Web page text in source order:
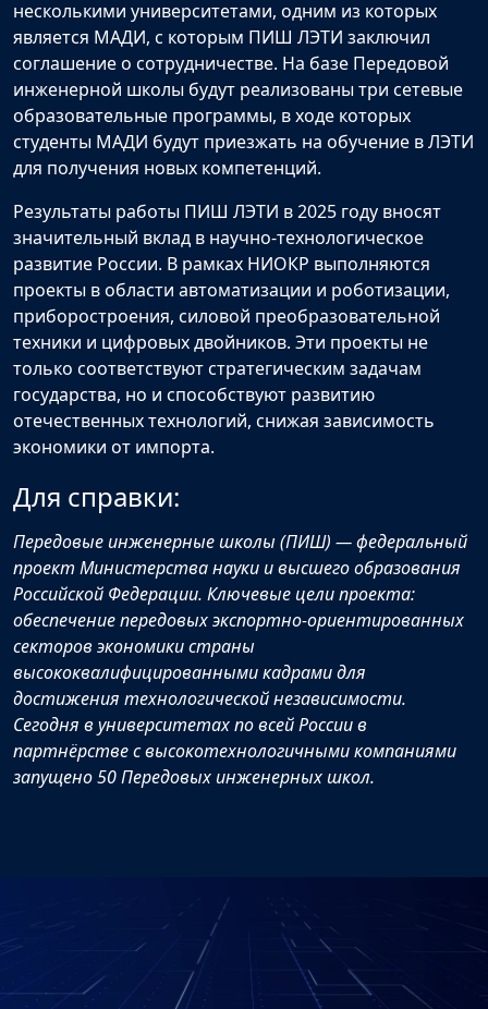
несколькими университетами, одним из которых
является МАДИ, с которым ПИШ ЛЭТИ заключил
соглашение о сотрудничестве. На базе Передовой
инженерной школы будут реализованы три сетевые
образовательные программы, в ходе которых
студенты МАДИ будут приезжать на обучение в ЛЭТИ
для получения новых компетенций.
Результаты работы ПИШ ЛЭТИ в 2025 году вносят
значительный вклад в научно-технологическое
развитие России. В рамках НИОКР выполняются
проекты в области автоматизации и роботизации,
приборостроения, силовой преобразовательной
техники и цифровых двойников. Эти проекты не
только соответствуют стратегическим задачам
государства, но и способствуют развитию
отечественных технологий, снижая зависимость
экономики от импорта.
Для справки:
Передовые инженерные школы (ПИШ) — федеральный
проект Министерства науки и высшего образования
Российской Федерации. Ключевые цели проекта:
обеспечение передовых экспортно-ориентированных
секторов экономики страны
высококвалифицированными кадрами для
достижения технологической независимости.
Сегодня в университетах по всей России в
партнёрстве с высокотехнологичными компаниями
запущено 50 Передовых инженерных школ.